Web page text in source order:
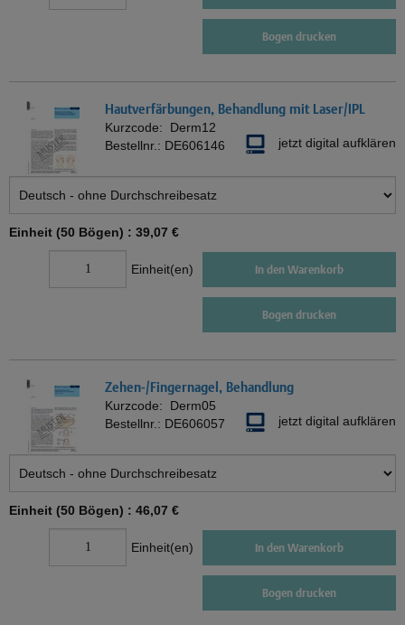
Bogen drucken
Hautverfärbungen, Behandlung mit Laser/IPL
Kurzcode: Derm12
Bestellnr.: DE606146 jetzt digital aufklären
Einheit (50 Bögen) : 39,07 €
Einheit(en) In den Warenkorb
Bogen drucken
Zehen-/Fingernagel, Behandlung
Kurzcode: Derm05
Bestellnr.: DE606057 jetzt digital aufklären
Einheit (50 Bögen) : 46,07 €
Einheit(en) In den Warenkorb
Bogen drucken